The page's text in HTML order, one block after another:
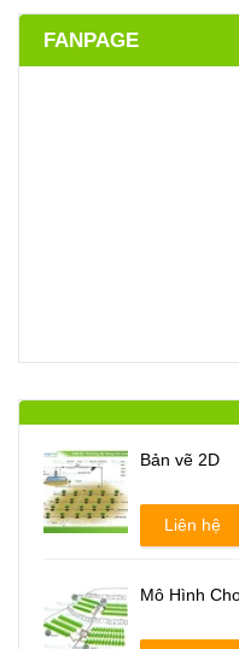
FANPAGE
Bản vẽ 2D
Liên hệ
Mô Hình